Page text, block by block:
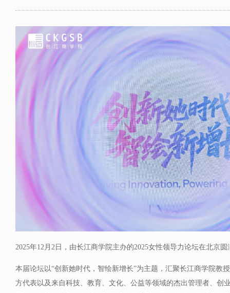
2025年12月2日，由长江商学院主办的2025女性领导力论坛在北京圆
本届论坛以“创新她时代，智绘新增长”为主题，汇聚长江商学院教
方代表以及来自科技、教育、文化、公益等领域的杰出管理者、创